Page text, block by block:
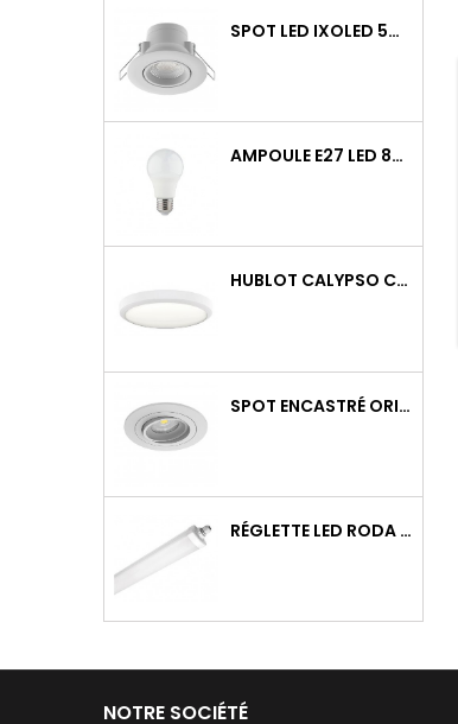
SPOT LED IXOLED 5W ORIENTABLE CCT DIMMABLE 600LM IP65 BLANC BBC
AMPOULE E27 LED 8W RAPID PRO V2 4000K 810LM
HUBLOT CALYPSO CCT 9-18W 2000LM ON/OFF IK10 BLANC
SPOT ENCASTRÉ ORIENTABLE WATTO GU10 AUTO BLANC
RÉGLETTE LED RODA BASIC 1266MM 36W 4300LM 4000K IP65 TRAV.
NOTRE SOCIÉTÉ